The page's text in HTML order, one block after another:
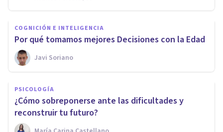
COGNICIÓN E INTELIGENCIA
Por qué tomamos mejores Decisiones con la Edad
Javi Soriano
PSICOLOGÍA
¿Cómo sobreponerse ante las dificultades y
reconstruir tu futuro?